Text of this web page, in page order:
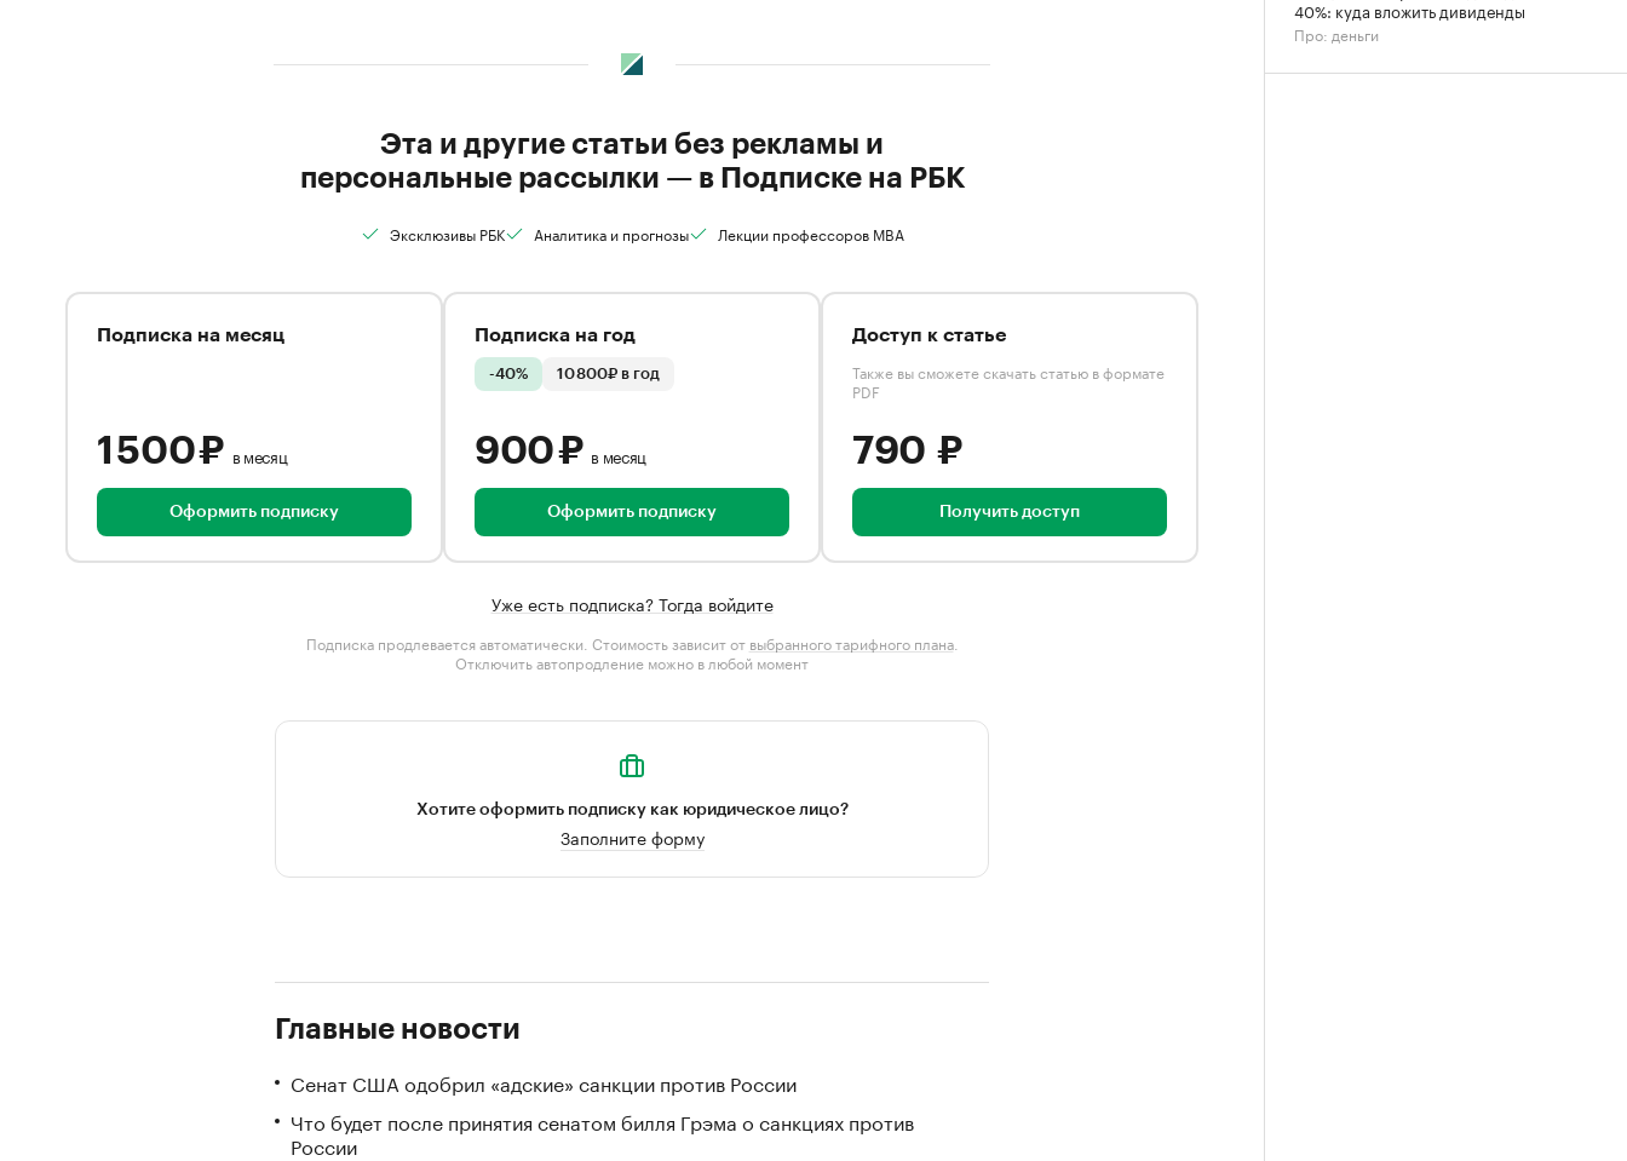
Эта и другие статьи без рекламы и
персональные рассылки — в Подписке на РБК
Эксклюзивы РБК Аналитика и прогнозы Лекции профессоров MBA
Подписка на месяц
1 500 ₽ в месяц
Оформить подписку
Подписка на год
-40% 10 800₽ в год
900 ₽ в месяц
Оформить подписку
Доступ к статье
Также вы сможете скачать статью в формате
PDF
790 ₽
Получить доступ
Уже есть подписка? Тогда войдите
Подписка продлевается автоматически. Стоимость зависит от выбранного тарифного плана.
Отключить автопродление можно в любой момент
Хотите оформить подписку как юридическое лицо?
Заполните форму
Главные новости
Сенат США одобрил «адские» санкции против России
Что будет после принятия сенатом билля Грэма о санкциях против
России
40%: куда вложить дивиденды
Про: деньги